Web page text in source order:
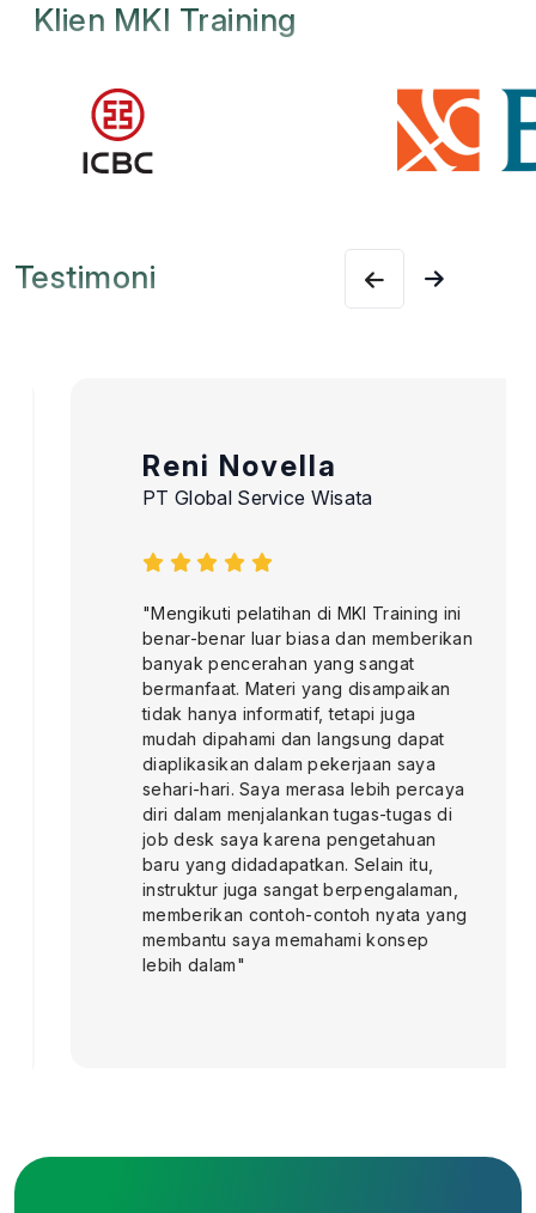
Klien MKI Training
Testimoni
Reni Novella
PT Global Service Wisata
"Mengikuti pelatihan di MKI Training ini
benar-benar luar biasa dan memberikan
banyak pencerahan yang sangat
bermanfaat. Materi yang disampaikan
tidak hanya informatif, tetapi juga
mudah dipahami dan langsung dapat
diaplikasikan dalam pekerjaan saya
sehari-hari. Saya merasa lebih percaya
diri dalam menjalankan tugas-tugas di
job desk saya karena pengetahuan
baru yang didadapatkan. Selain itu,
instruktur juga sangat berpengalaman,
memberikan contoh-contoh nyata yang
membantu saya memahami konsep
lebih dalam"